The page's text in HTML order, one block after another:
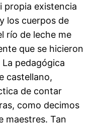
propia existencia
los cuerpos de
río de leche me
que se hicieron
pedagógica
castellano,
de contar
como decimos
maestres. Tan